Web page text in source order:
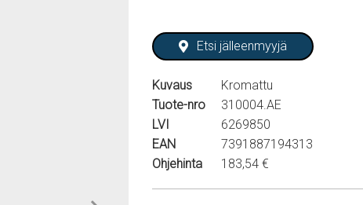
Etsi jälleenmyyjä
Kuvaus
Kromattu
Tuote-nro
310004.AE
LVI
6269850
EAN
7391887194313
Ohjehinta
183,54 €